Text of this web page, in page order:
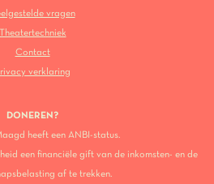
vragen
Theatertechniek
Contact
verklaring
DONEREN?
heeft een ANBI-status.
een financiële gift van de inkomsten- en de
af te trekken.